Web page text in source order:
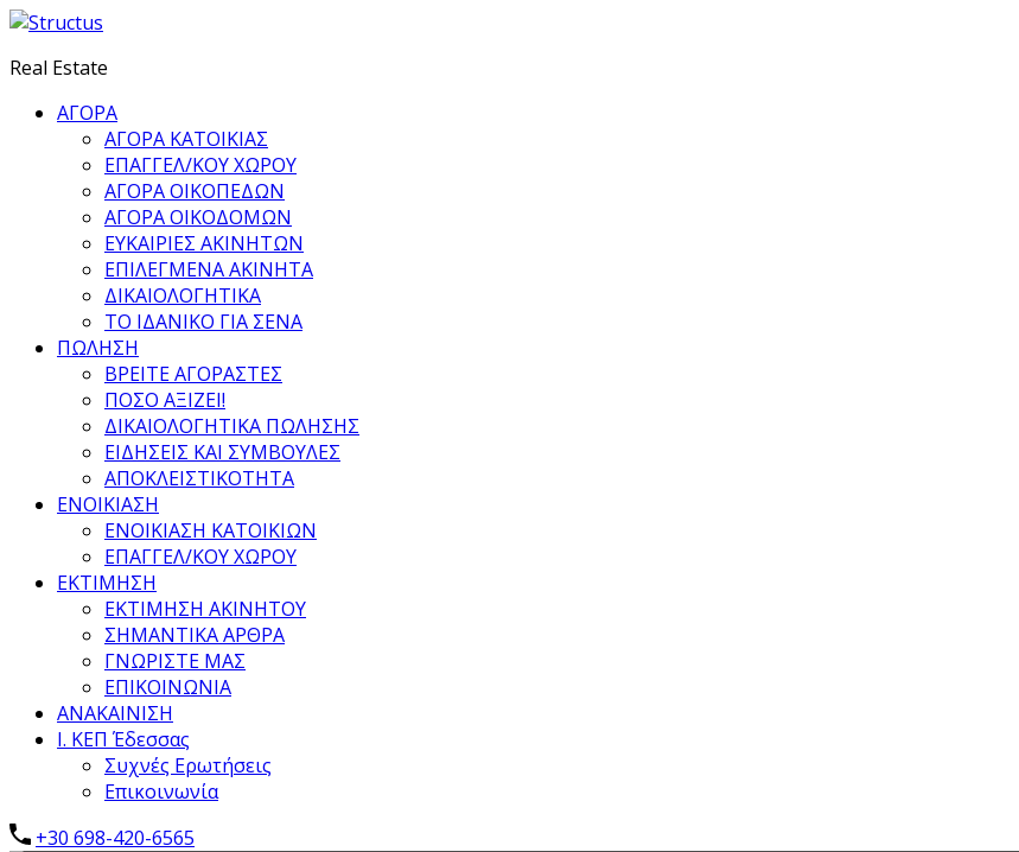
Real Estate
ΑΓΟΡΑ
ΑΓΟΡΑ ΚΑΤΟΙΚΙΑΣ
ΕΠΑΓΓΕΛ/ΚΟΥ ΧΩΡΟΥ
ΑΓΟΡΑ ΟΙΚΟΠΕΔΩΝ
ΑΓΟΡΑ ΟΙΚΟΔΟΜΩΝ
ΕΥΚΑΙΡΙΕΣ ΑΚΙΝΗΤΩΝ
ΕΠΙΛΕΓΜΕΝΑ ΑΚΙΝΗΤΑ
ΔΙΚΑΙΟΛΟΓΗΤΙΚΑ
ΤΟ ΙΔΑΝΙΚΟ ΓΙΑ ΣΕΝΑ
ΠΩΛΗΣΗ
ΒΡΕΙΤΕ ΑΓΟΡΑΣΤΕΣ
ΠΟΣΟ ΑΞΙΖΕΙ!
ΔΙΚΑΙΟΛΟΓΗΤΙΚΑ ΠΩΛΗΣΗΣ
ΕΙΔΗΣΕΙΣ ΚΑΙ ΣΥΜΒΟΥΛΕΣ
ΑΠΟΚΛΕΙΣΤΙΚΟΤΗΤΑ
ΕΝΟΙΚΙΑΣΗ
ΕΝΟΙΚΙΑΣΗ ΚΑΤΟΙΚΙΩΝ
ΕΠΑΓΓΕΛ/ΚΟΥ ΧΩΡΟΥ
ΕΚΤΙΜΗΣΗ
ΕΚΤΙΜΗΣΗ ΑΚΙΝΗΤΟΥ
ΣΗΜΑΝΤΙΚΑ ΑΡΘΡΑ
ΓΝΩΡΙΣΤΕ ΜΑΣ
ΕΠΙΚΟΙΝΩΝΙΑ
ΑΝΑΚΑΙΝΙΣΗ
Ι. ΚΕΠ Έδεσσας
Συχνές Ερωτήσεις
Επικοινωνία
+30 698-420-6565